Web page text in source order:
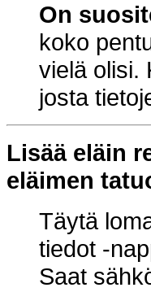
On
koko
vielä olisi.
josta
Lisää eläin
eläimen
Täytä
tiedot -
Saat